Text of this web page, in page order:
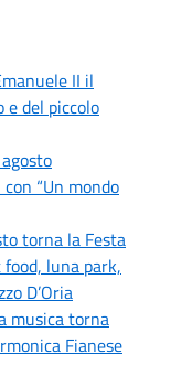
II il
del piccolo
“Un mondo
torna la Festa
luna park,
D’Oria
musica torna
Fianese